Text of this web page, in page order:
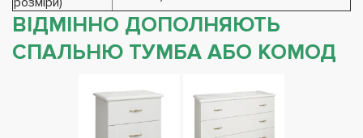
ВІДМІННО ДОПОЛНЯЮТЬ
СПАЛЬНЮ ТУМБА АБО КОМОД